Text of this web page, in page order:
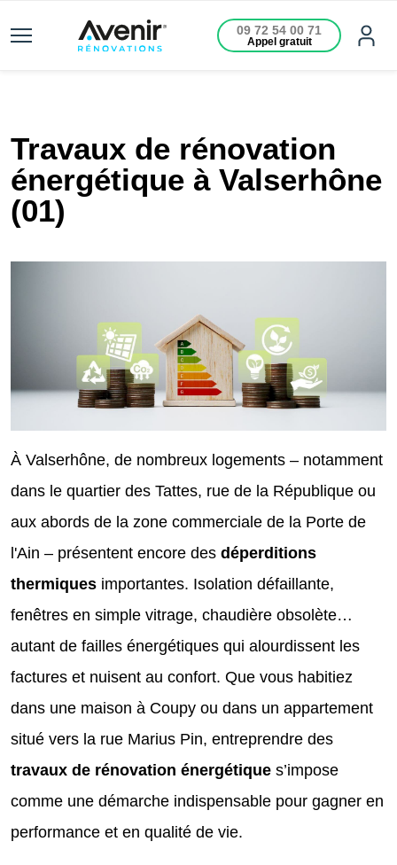
09 72 54 00 71
Appel gratuit
Travaux de rénovation
énergétique à Valserhône
(01)
À Valserhône, de nombreux logements – notamment
dans le quartier des Tattes, rue de la République ou
aux abords de la zone commerciale de la Porte de
l'Ain – présentent encore des déperditions
thermiques importantes. Isolation défaillante,
fenêtres en simple vitrage, chaudière obsolète…
autant de failles énergétiques qui alourdissent les
factures et nuisent au confort. Que vous habitiez
dans une maison à Coupy ou dans un appartement
situé vers la rue Marius Pin, entreprendre des
travaux de rénovation énergétique s’impose
comme une démarche indispensable pour gagner en
performance et en qualité de vie.